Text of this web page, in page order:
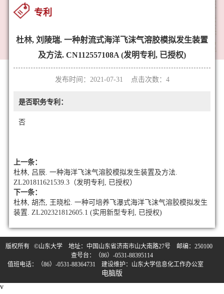
专利
杜林, 刘陵瑞. 一种射流式海洋飞沫气溶胶模拟发生装置
及方法. CN112557108A (发明专利, 已授权)
发布时间：2021-07-31 点击次数： 4
是否职务专利：
否
上一条：
杜林, 吕辰. 一种海洋飞沫气溶胶模拟发生装置及方法.
ZL201811621539.3（发明专利, 已授权）
下一条：
杜林, 胡杰, 王晓松. 一种可培养飞瀑式海洋飞沫气溶胶模拟发生
装置. ZL202321812605.1 (实用新型专利, 已授权)
版权所有 ©山东大学 地址：中国山东省济南市山大南路27号 邮编：250100
查号台：（86）-0531-88395114
值班电话：（86）-0531-88364731 建设维护：山东大学信息化工作办公室
电脑版
v